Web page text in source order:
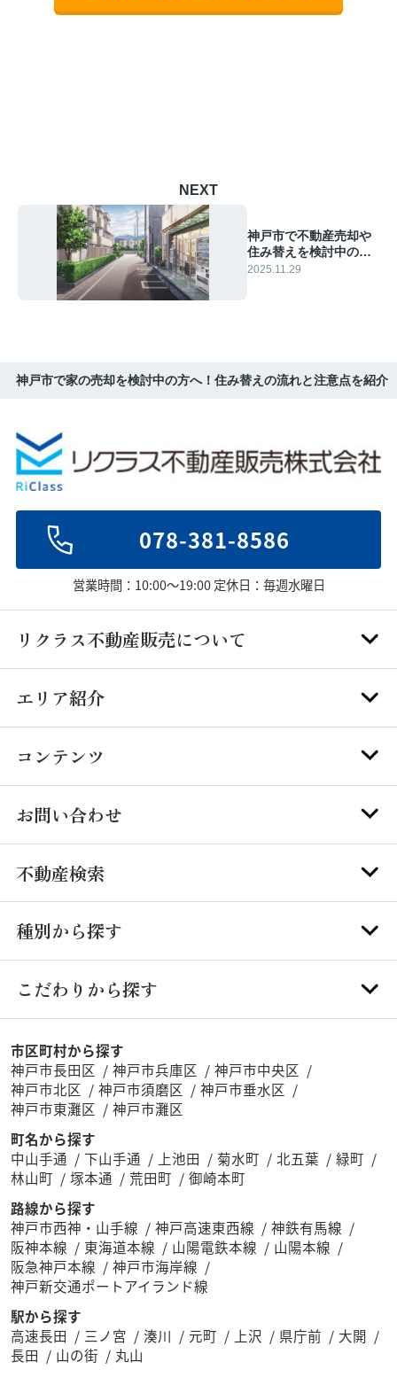
NEXT
神戸市で不動産売却や
住み替えを検討中の方
へ注意点は何か住み替
2025.11.29
神戸市で家の売却を検討中の方へ！住み替えの流れと注意点を紹介
078-381-8586
営業時間：10:00～19:00 定休日：毎週水曜日
リクラス不動産販売について
エリア紹介
コンテンツ
お問い合わせ
不動産検索
種別から探す
こだわりから探す
市区町村から探す
神戸市長田区
神戸市兵庫区
神戸市中央区
神戸市北区
神戸市須磨区
神戸市垂水区
神戸市東灘区
神戸市灘区
町名から探す
中山手通
下山手通 上池田 菊水町 北五葉
緑町
林山町
塚本通 荒田町
御崎本町
路線から探す
神戸市西神・山手線
神戸高速東西線
神鉄有馬線
阪神本線
東海道本線 山陽電鉄本線
山陽本線
阪急神戸本線
神戸市海岸線
神戸新交通ポートアイランド線
駅から探す
高速長田
三ノ宮 湊川 元町 上沢 県庁前
大開
長田
山の街 丸山